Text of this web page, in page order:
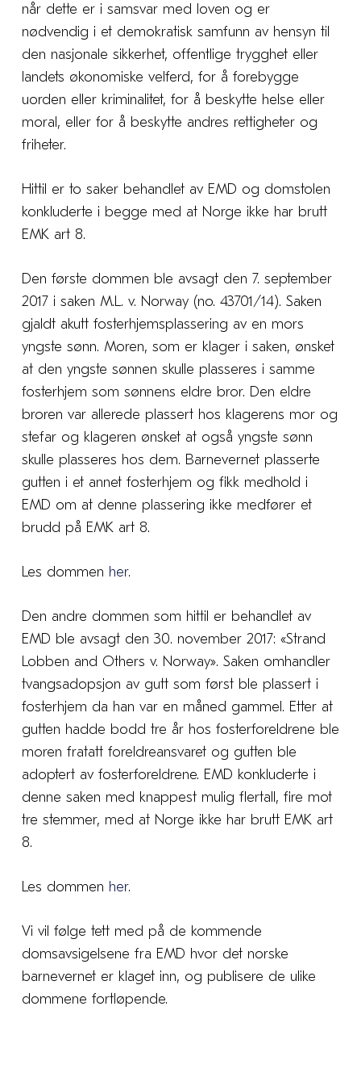
når dette er i samsvar med loven og er
nødvendig i et demokratisk samfunn av hensyn til
den nasjonale sikkerhet, offentlige trygghet eller
landets økonomiske velferd, for å forebygge
uorden eller kriminalitet, for å beskytte helse eller
moral, eller for å beskytte andres rettigheter og
friheter.
Hittil er to saker behandlet av EMD og domstolen
konkluderte i begge med at Norge ikke har brutt
EMK art 8.
Den første dommen ble avsagt den 7. september
2017 i saken M.L. v. Norway (no. 43701/14). Saken
gjaldt akutt fosterhjemsplassering av en mors
yngste sønn. Moren, som er klager i saken, ønsket
at den yngste sønnen skulle plasseres i samme
fosterhjem som sønnens eldre bror. Den eldre
broren var allerede plassert hos klagerens mor og
stefar og klageren ønsket at også yngste sønn
skulle plasseres hos dem. Barnevernet plasserte
gutten i et annet fosterhjem og fikk medhold i
EMD om at denne plassering ikke medfører et
brudd på EMK art 8.
Les dommen her.
Den andre dommen som hittil er behandlet av
EMD ble avsagt den 30. november 2017: «Strand
Lobben and Others v. Norway». Saken omhandler
tvangsadopsjon av gutt som først ble plassert i
fosterhjem da han var en måned gammel. Etter at
gutten hadde bodd tre år hos fosterforeldrene ble
moren fratatt foreldreansvaret og gutten ble
adoptert av fosterforeldrene. EMD konkluderte i
denne saken med knappest mulig flertall, fire mot
tre stemmer, med at Norge ikke har brutt EMK art
8.
Les dommen her.
Vi vil følge tett med på de kommende
domsavsigelsene fra EMD hvor det norske
barnevernet er klaget inn, og publisere de ulike
dommene fortløpende.